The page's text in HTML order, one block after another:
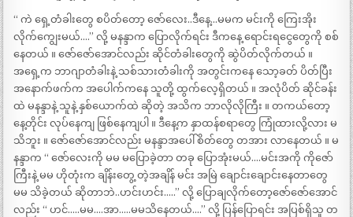
“ ကဲ ရှေ့တံခါးတွေ စပိတ်တော့ ဇော်လေး..ဒီနေ့…မမက မင်းကို ကြေးအိုး
လိုက်ကျွေးမယ်….” လို့ မနန္ဒာက ပြောလိုက်ရင်း ဒီကနေ့ ရောင်းရငွေတွေကို စစ်
နေတယ် ။ ဇော်ဇော်အောင်လည်း ဆိုင်တံခါးတွေကို ဆွဲပိတ်လိုက်တယ် ။
အရှေ့က ဘာဂျာတံခါးနဲ့ သစ်သားတံခါးကို အတွင်းကနေ သော့ခတ် ပိတ်ပြီး
အနောက်ဖက်က အပေါက်ကနေ သူတို့ ထွက်လေ့ရှိတယ် ။ အလုံပိတ် ဆိုင်ခန်း
ထဲ မနန္ဒာနဲ့ သူနဲ့ နှစ်ယောက်ထဲ ဆိုတဲ့ အသိက ဘာလိုလိုကြီး ။ တကယ်တော့
နေ့တိုင်း လုပ်နေကျ ဖြစ်နေကျပါ ။ ဒီနေ့က နှာထန်စရာတွေ ကြုံထားလို့လား မ
သိဘူး ။ ဇော်ဇော်အောင်လည်း မနန္ဒာအပေါ် စိတ်တွေ တအား လာနေတယ် ။ မ
နန္ဒာက “ ဇော်လေးကို မမ မပြောခဲ့တာ တခု ပြောအုံးမယ်….မင်းအကို ကိုဇော်
ကြီးနဲ့ မမ ဟိုတုံးက ချိန်းတွေ့ တဲ့အချိန် မင်း အမြဲ ချောင်းချောင်းနေတာတွေ
မမ သိခဲ့တယ် ဆိုတာဘဲ..ဟင်းဟင်း…..” လို့ ပြောချလိုက်တော့ဇော်ဇော်အောင်
လည်း “ ဟင်…..မမ….အာ…..မမသိနေတယ်….” လို့ ပြန်ပြောရင်း အပြစ်ရှိသူ တ